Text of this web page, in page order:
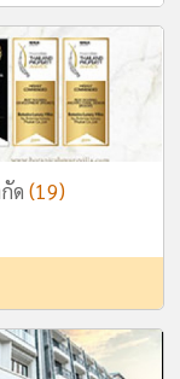
กัด(19)